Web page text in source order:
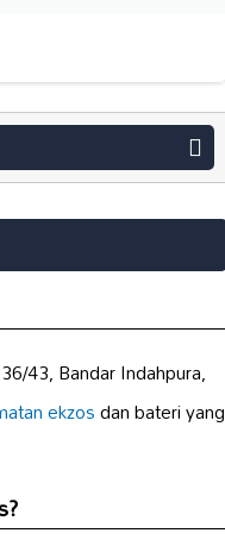
43, Bandar Indahpura,
ekzosdan bateri yang